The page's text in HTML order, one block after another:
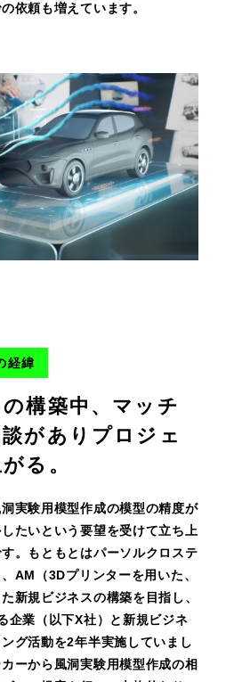
依頼も増えています。
経緯
構築中、マッチ
がありプロジェ
る。
実験用模型作成の模型の精度が
たいという要望を受けて立ち上
。もともとはパーソルクロステ
AM（3Dプリンターを用いた、
新規ビジネスの構築を目指し、
企業（以下X社）と新規ビジネ
グ活動を2年半実施していまし
ーから風洞実験用模型作成の相